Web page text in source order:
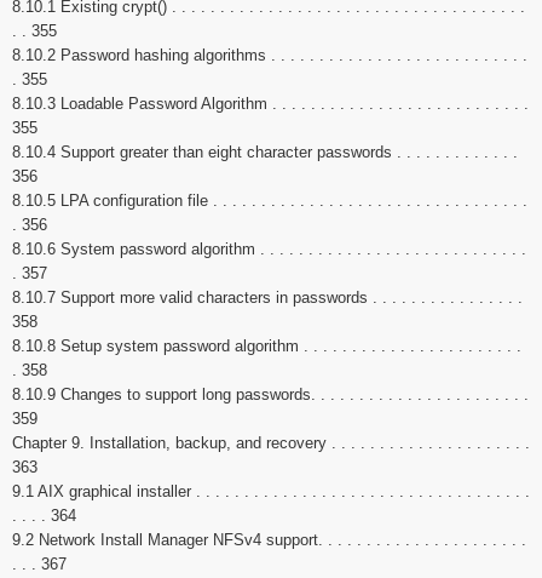
8.10.1 Existing crypt() . . . . . . . . . . . . . . . . . . . . . . . . . . . . . . . . . . . . .
. . 355
8.10.2 Password hashing algorithms . . . . . . . . . . . . . . . . . . . . . . . . . . .
. 355
8.10.3 Loadable Password Algorithm . . . . . . . . . . . . . . . . . . . . . . . . . . .
355
8.10.4 Support greater than eight character passwords . . . . . . . . . . . . .
356
8.10.5 LPA configuration file . . . . . . . . . . . . . . . . . . . . . . . . . . . . . . . . .
. 356
8.10.6 System password algorithm . . . . . . . . . . . . . . . . . . . . . . . . . . . .
. 357
8.10.7 Support more valid characters in passwords . . . . . . . . . . . . . . . .
358
8.10.8 Setup system password algorithm . . . . . . . . . . . . . . . . . . . . . . .
. 358
8.10.9 Changes to support long passwords. . . . . . . . . . . . . . . . . . . . . . .
359
Chapter 9. Installation, backup, and recovery . . . . . . . . . . . . . . . . . . . . .
363
9.1 AIX graphical installer . . . . . . . . . . . . . . . . . . . . . . . . . . . . . . . . . . .
. . . . 364
9.2 Network Install Manager NFSv4 support. . . . . . . . . . . . . . . . . . . . . .
. . . 367